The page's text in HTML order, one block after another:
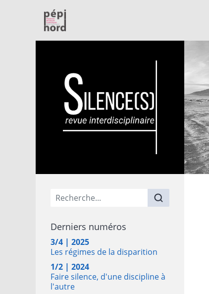
Menu principal
Derniers numéros
3/4 | 2025
Les régimes de la disparition
1/2 | 2024
Faire silence, d'une discipline à
l'autre